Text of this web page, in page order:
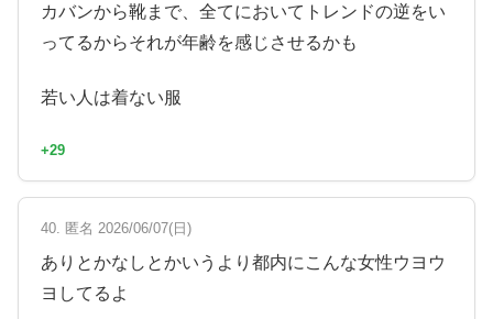
カバンから靴まで、全てにおいてトレンドの逆をい
ってるからそれが年齢を感じさせるかも
若い人は着ない服
+29
40. 匿名 2026/06/07(日)
ありとかなしとかいうより都内にこんな女性ウヨウ
ヨしてるよ